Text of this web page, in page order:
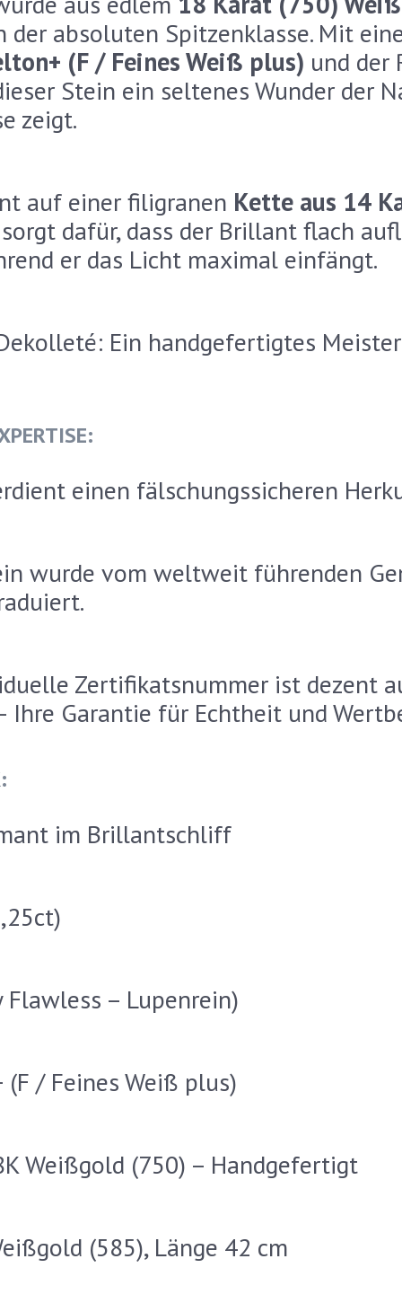
absoluten Spitzenklasse. Mit
(F / Feines Weiß plus) und der
Stein ein seltenes Wunder der
zeigt.
auf einer filigranen Kette aus 14
dafür, dass der Brillant flach
er das Licht maximal einfängt.
Ein handgefertigtes
einen fälschungssicheren
wurde vom weltweit führenden
Zertifikatsnummer ist dezent
Garantie für Echtheit und
im Brillantschliff
– Lupenrein)
/ Feines Weiß plus)
Weißgold (750) – Handgefertigt
(585), Länge 42 cm